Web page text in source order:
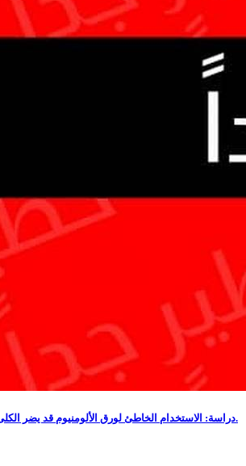
دراسة: الاستخدام الخاطئ لورق الألومنيوم قد يضر الكلى والعظام والجهاز العصبي.